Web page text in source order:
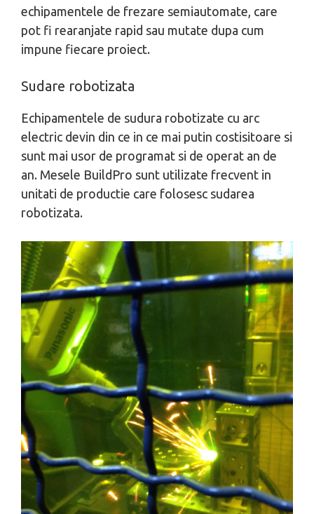
echipamentele de frezare semiautomate, care
pot fi rearanjate rapid sau mutate dupa cum
impune fiecare proiect.
Sudare robotizata
Echipamentele de sudura robotizate cu arc
electric devin din ce in ce mai putin costisitoare si
sunt mai usor de programat si de operat an de
an. Mesele BuildPro sunt utilizate frecvent in
unitati de productie care folosesc sudarea
robotizata.